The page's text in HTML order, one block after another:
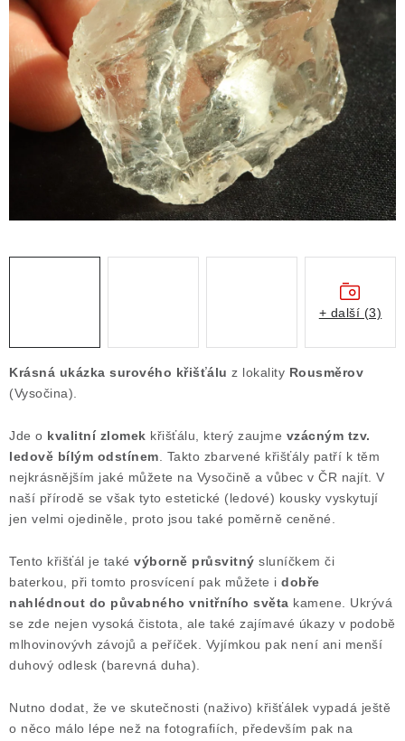
KRYSTALY
ČLÁNKY
NALEZIŠTĚ
VIDEOGALERIE
Ochrana osobních údajů
Formulář pro uplatnění reklamace
Formulář pro odstoupení od smlouvy
Poučení o právu na odstoupení od smlouvy
Krásná ukázka surového křišťálu z lokality Rousměrov
(Vysočina).
Jde o kvalitní zlomek křišťálu, který zaujme vzácným tzv.
ledově bílým odstínem . Takto zbarvené křišťály patří k těm
nejkrásnějším jaké můžete na Vysočině a vůbec v ČR najít. V
naší přírodě se však tyto estetické (ledové) kousky vyskytují
jen velmi ojediněle, proto jsou také poměrně ceněné.
Tento křišťál je také výborně průsvitný sluníčkem či
baterkou, při tomto prosvícení pak můžete i dobře
nahlédnout do půvabného vnitřního světa kamene. Ukrývá
se zde nejen vysoká čistota, ale také zajímavé úkazy v podobě
mlhovinovývh závojů a peříček. Vyjímkou pak není ani menší
duhový odlesk (barevná duha).
Nutno dodat, že ve skutečnosti (naživo) křišťálek vypadá ještě
o něco málo lépe než na fotografiích, především pak na
+ další (3)